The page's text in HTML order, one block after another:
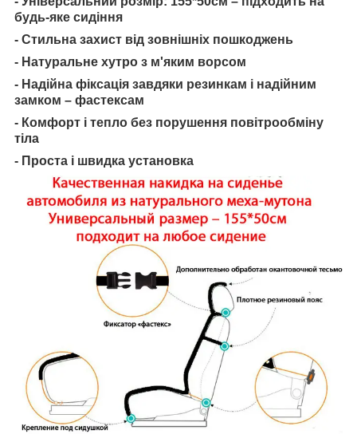
будь-яке сидіння
- Стильна захист від зовнішніх пошкоджень
- Натуральне хутро з м'яким ворсом
- Надійна фіксація завдяки резинкам і надійним
замком – фастексам
- Комфорт і тепло без порушення повітрообміну
тіла
- Проста і швидка установка